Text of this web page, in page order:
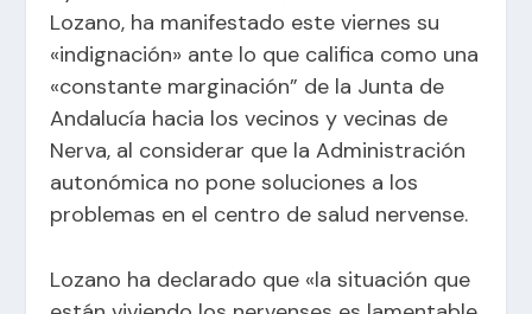
Lozano, ha manifestado este viernes su
«indignación» ante lo que califica como una
«constante marginación” de la Junta de
Andalucía hacia los vecinos y vecinas de
Nerva, al considerar que la Administración
autonómica no pone soluciones a los
problemas en el centro de salud nervense.
Lozano ha declarado que «la situación que